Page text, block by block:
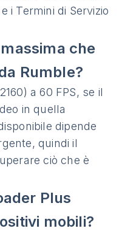
i Termini di Servizio
che
Rumble?
a 60 FPS, se il
in quella
dipende
quindi il
ciò che è
Plus
mobili?